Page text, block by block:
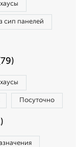
сип панелей
Посуточно